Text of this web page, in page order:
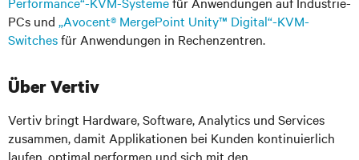
PCs und „Avocent® MergePoint Unity™ Digital“-KVM-
Switchesfür Anwendungen in Rechenzentren.
Über Vertiv
Vertiv bringt Hardware, Software, Analytics und Services
zusammen, damit Applikationen bei Kunden kontinuierlich
laufen, optimal performen und sich mit den